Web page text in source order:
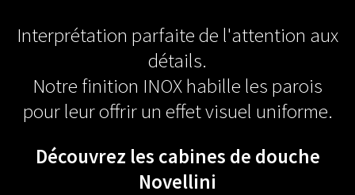
Interprétation parfaite de l'attention aux
détails.
Notre finition INOX habille les parois
pour leur offrir un effet visuel uniforme.
Découvrez les cabines de douche
Novellini